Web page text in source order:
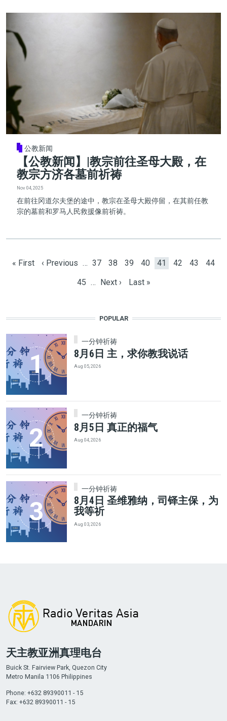
公教新闻
【公教新闻】|教宗前往圣母大殿，在
教宗方济各墓前祈祷
Nov 04, 2025
在前往冈道尔夫堡的途中，教宗在圣母大殿停留，在其前任教
宗的墓前和罗马人民救援像前祈祷。
First page
« First Previous page
‹ Previous … Page
37 Page
38 Page
39 Page
40 Current page
41 Page
42 Page
43 Page
44
Page
45 … Next page
Next › Last page
Last »
POPULAR
一分钟祈祷
8月6日 主，求你教我说话
Aug 05, 2026
一分钟祈祷
8月5日 真正的福气
Aug 04, 2026
一分钟祈祷
8月4日 圣维雅纳，司铎主保，为
我等祈
Aug 03, 2026
天主教亚洲真理电台
Buick St. Fairview Park, Quezon City
Metro Manila 1106 Philippines
Phone: +632 89390011 - 15
Fax: +632 89390011 - 15